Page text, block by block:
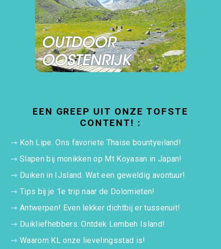
EEN GREEP UIT ONZE TOFSTE
CONTENT! :
⇾ Koh Lipe. Ons favoriete Thaise bountyeiland!
⇾Slapen bij monikken op Mt Koyasan in Japan!
⇾ Duiken in IJsland. Wat een geweldig avontuur!
⇾Tips bij je 1e trip naar de Dolomieten!
⇾Antwerpen! Even lekker dichtbij er tussenuit!
⇾ Duikliefhebbers. Ontdek Lembeh Island!
⇾Waarom KL onze lievelingsstad is!